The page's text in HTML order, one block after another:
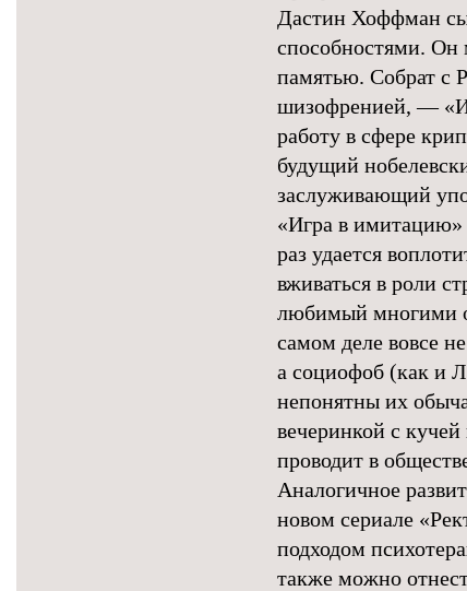
Дастин Хоффман
способностями. Он
памятью. Собрат с
шизофренией, —
работу в сфере
будущий
заслуживающий
«Игра в имитацию»
раз удается
вживаться в роли
любимый многими
самом деле вовсе
а социофоб (как и
непонятны их
вечеринкой с
проводит в
Аналогичное
новом сериале
подходом
также можно